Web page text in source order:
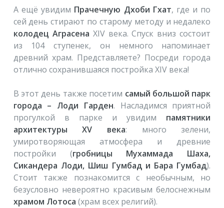
А ещё увидим Прачечную Дхоби Гхат, где и по
сей день стирают по старому методу и недалеко
колодец Аграсена XIV века. Спуск вниз состоит
из 104 ступенек, он немного напоминает
древний храм. Представляете? Посреди города
отлично сохранившаяся постройка XIV века!
В этот день также посетим самый большой парк
города – Лоди Гарден. Насладимся приятной
прогулкой в парке и увидим памятники
архитектуры XV века: много зелени,
умиротворяющая атмосфера и древние
постройки (гробницы Мухаммада Шаха,
Сикандера Лоди, Шиш Гумбад и Бара Гумбад).
Стоит также познакомится с необычным, но
безусловно невероятно красивым белоснежным
храмом Лотоса (храм всех религий).